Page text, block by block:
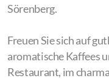
Sörenberg.
Freuen Sie sich auf
aromatische Kaffees
Restaurant, im